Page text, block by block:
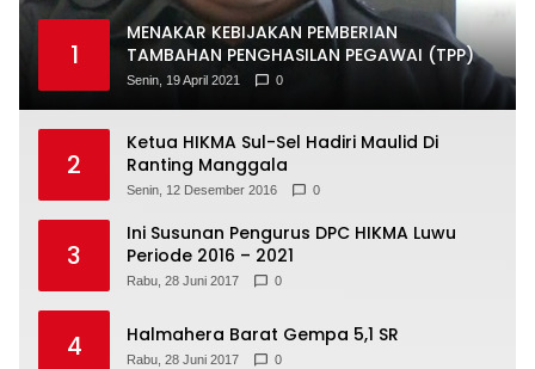
1
MENAKAR KEBIJAKAN PEMBERIAN
TAMBAHAN PENGHASILAN PEGAWAI (TPP)
Senin, 19 April 2021 0
2
Ketua HIKMA Sul-Sel Hadiri Maulid Di
Ranting Manggala
Senin, 12 Desember 2016 0
3
Ini Susunan Pengurus DPC HIKMA Luwu
Periode 2016 – 2021
Rabu, 28 Juni 2017 0
4 Halmahera Barat Gempa 5,1 SR
Rabu, 28 Juni 2017 0